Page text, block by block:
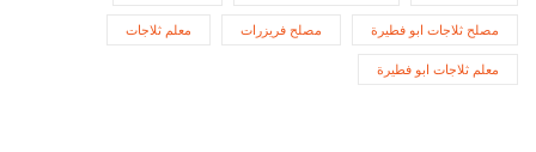
مصلح ثلاجات ابو فطيرة مصلح فريزرات معلم ثلاجات
معلم ثلاجات ابو فطيرة